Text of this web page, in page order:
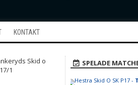
KONTAKT
SPELADE
Hestra Skid O SK P17 -